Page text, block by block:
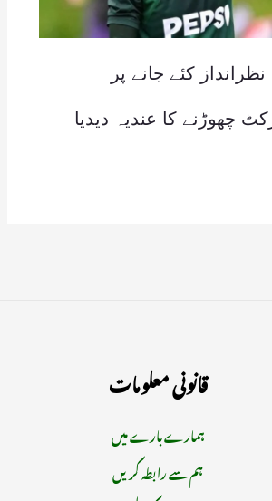
کئے جانے پر
چھوڑنے کا عندیہ دیدیا
قانونی معلومات
ہمارے بارے میں
ہم سے رابطہ کریں